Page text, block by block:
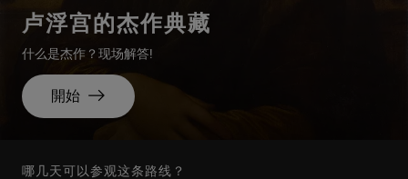
卢浮宫的杰作典藏
什么是杰作？现场解答!
開始
哪几天可以参观这条路线？